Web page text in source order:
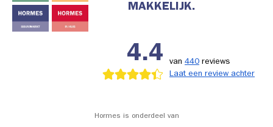
MAKKELIJK.
4.4 van 440 reviews
Laat een review achter
Hormes is onderdeel van